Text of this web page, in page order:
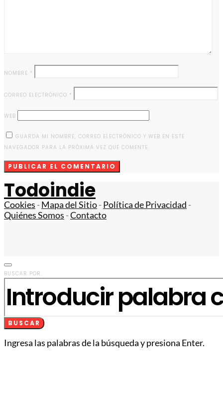
NOMBRE *
CORREO ELECTRÓNICO *
WEB
GUARDA MI NOMBRE, CORREO ELECTRÓNICO Y WEB EN ESTE
NAVEGADOR PARA LA PRÓXIMA VEZ QUE COMENTE.
Todoindie
Cookies -Mapa del Sitio-Política de Privacidad -
Quiénes Somos -Contacto
BUSCAR POR:
BUSCAR
Ingresa las palabras de la búsqueda y presiona Enter.